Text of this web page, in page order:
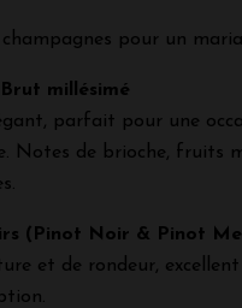
champagnes pour un
millésimé
parfait pour une
Notes de brioche, fruits
(Pinot Noir & Pinot
et de rondeur, excellent